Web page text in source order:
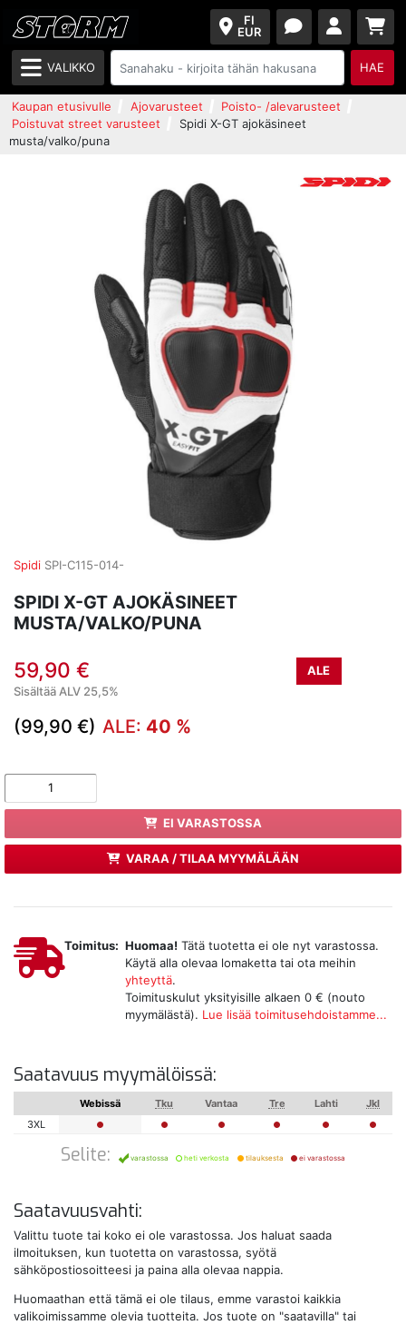
FI
EUR
VALIKKO HAE
Kaupan etusivulle Ajovarusteet
Poisto- /alevarusteet
Poistuvat street varusteet
Spidi X-GT ajokäsineet
musta/valko/puna
Spidi SPI-C115-014-
SPIDI X-GT AJOKÄSINEET
MUSTA/VALKO/PUNA
59,90 €
ALE
Sisältää ALV 25,5%
(99,90 €) ALE: 40 %
EI VARASTOSSA
VARAA / TILAA MYYMÄLÄÄN
Toimitus: Huomaa! Tätä tuotetta ei ole nyt varastossa.
Käytä alla olevaa lomaketta tai ota meihin
yhteyttä.
Toimituskulut yksityisille alkaen 0 € (nouto
myymälästä). Lue lisää toimitusehdoistamme...
Saatavuus myymälöissä:
Webissä Tku Vantaa Tre Lahti
Jkl
3XL
Selite: varastossa heti verkosta tilauksesta ei varastossa
Saatavuusvahti:
Valittu tuote tai koko ei ole varastossa. Jos haluat saada
ilmoituksen, kun tuotetta on varastossa, syötä
sähköpostiosoitteesi ja paina alla olevaa nappia.
Huomaathan että tämä ei ole tilaus, emme varastoi kaikkia
valikoimissamme olevia tuotteita. Jos tuote on "saatavilla" tai